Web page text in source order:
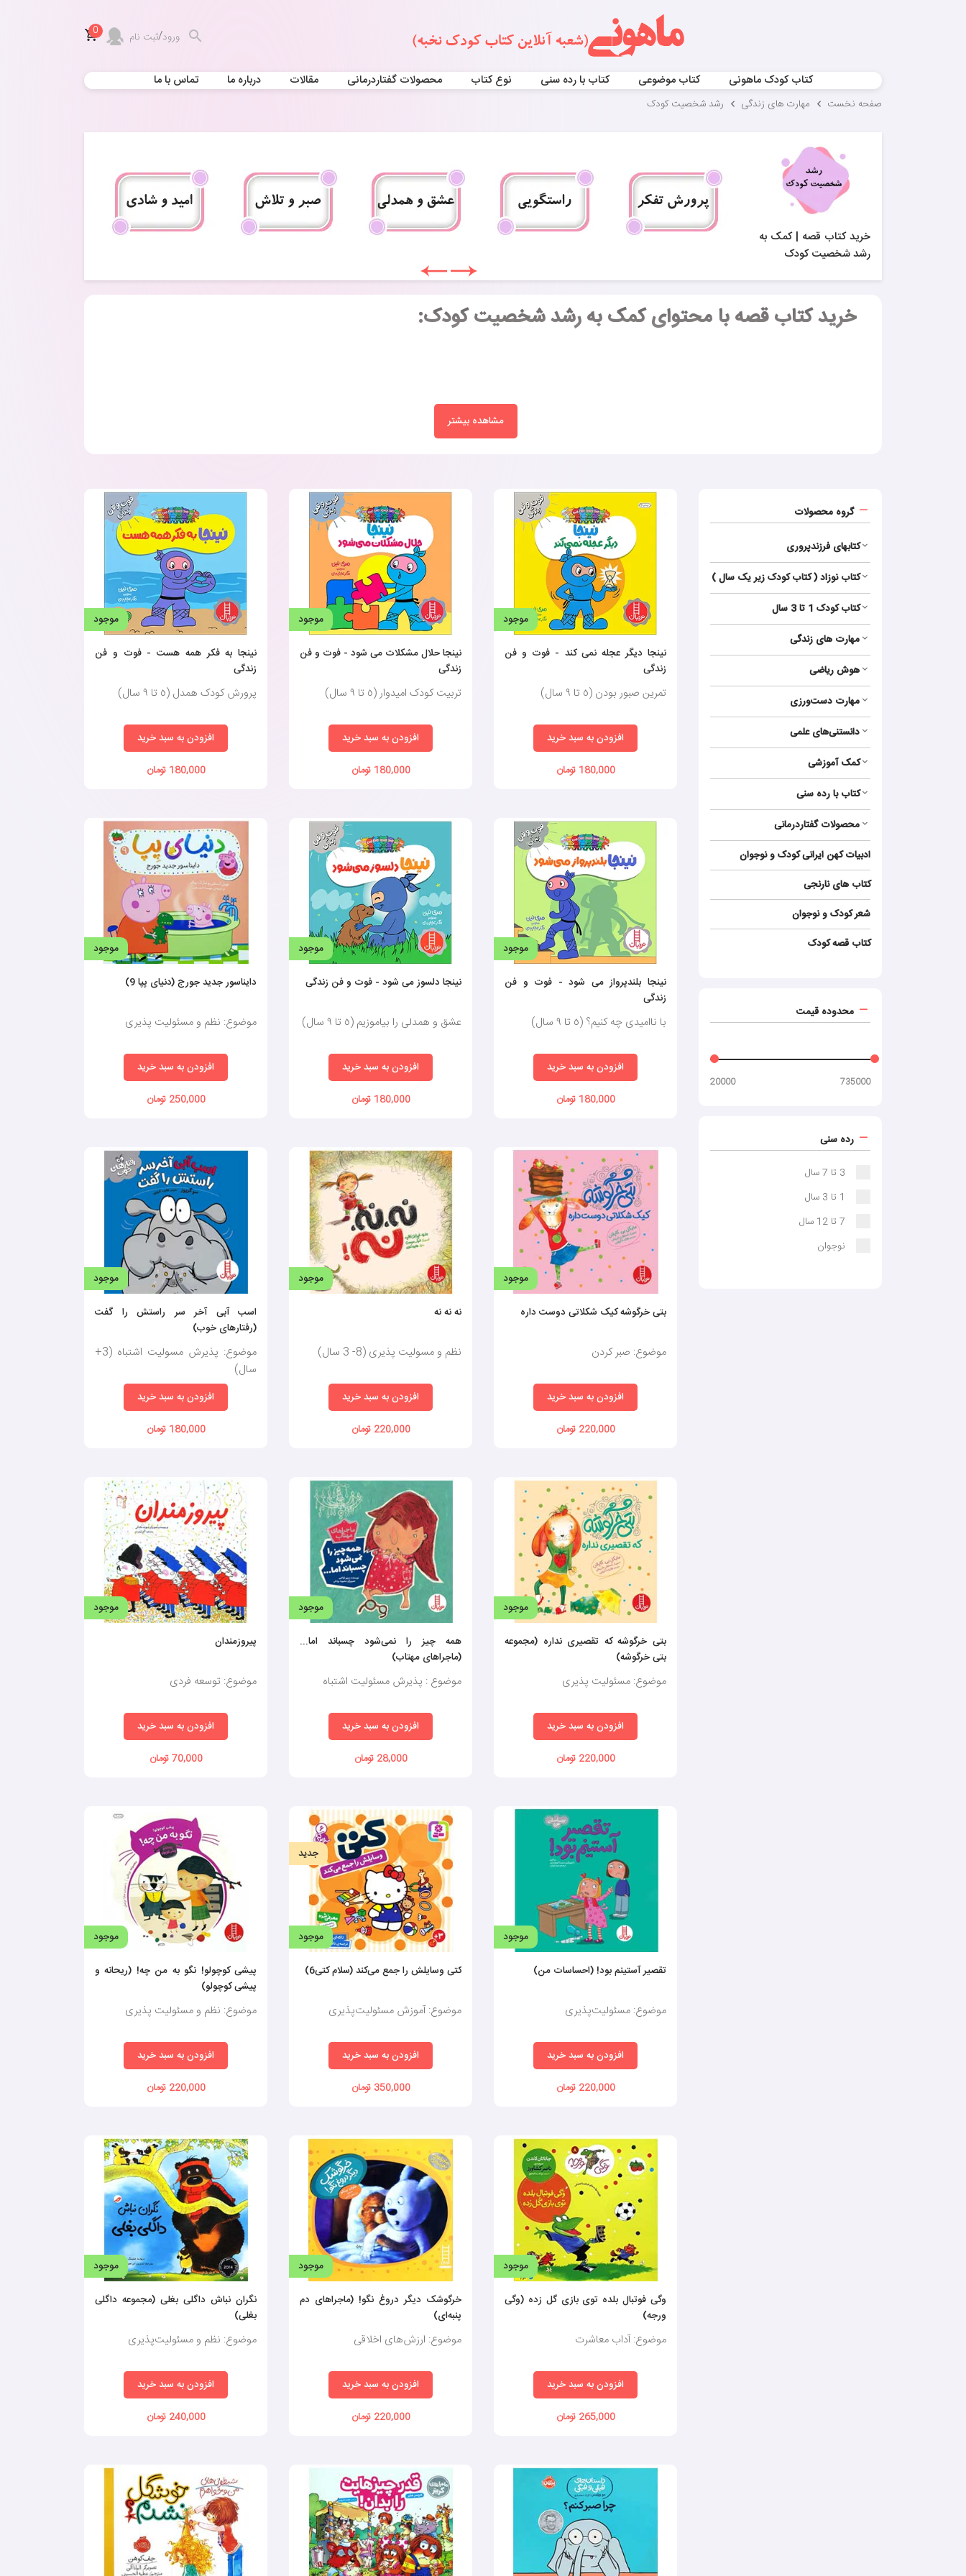
ورود/ثبت نام 0
کتاب کودک ماهونی کتاب موضوعی کتاب با رده سنی نوع کتاب محصولات گفتاردرمانی مقالات درباره ما تماس با ما
صفحه نخست مهارت های زندگی رشد شخصیت کودک
خرید کتاب قصه | کمک به
رشد شخصیت کودک
خرید کتاب قصه با محتوای کمک به رشد شخصیت کودک:
مشاهده بیشتر
گروه محصولات
کتابهای فرزندپروری
کتاب نوزاد ( کتاب کودک زیر یک سال )
کتاب کودک 1 تا 3 سال
مهارت های زندگی
هوش ریاضی
مهارت‌ دست‌ورزی
دانستنی‌های علمی
کمک آموزشی
کتاب با رده سنی
محصولات گفتاردرمانی
ادبیات کهن ایرانی کودک و نوجوان
کتاب‌ های نارنجی
شعر کودک و نوجوان
کتاب قصه کودک
محدوده قیمت
735000
20000
رده سنی
3 تا 7 سال
1 تا 3 سال
7 تا 12 سال
نوجوان
موجود
نینجا دیگر عجله نمی کند - فوت و فن
زندگی
تمرین صبور بودن (٥ تا ٩ سال)
افزودن به سبد خرید
180,000 تومان
موجود
نینجا حلال مشکلات می شود - فوت و فن
زندگی
تربیت کودک امیدوار (٥ تا ٩ سال)
افزودن به سبد خرید
180,000 تومان
موجود
نینجا به فکر همه هست - فوت و فن
زندگی
پرورش کودک همدل (٥ تا ٩ سال)
افزودن به سبد خرید
180,000 تومان
موجود
نینجا بلندپرواز می شود - فوت و فن
زندگی
با ناامیدی چه کنیم؟ (٥ تا ٩ سال)
افزودن به سبد خرید
180,000 تومان
موجود
نینجا دلسوز می شود - فوت و فن زندگی
عشق و همدلی را بیاموزیم (٥ تا ٩ سال)
افزودن به سبد خرید
180,000 تومان
موجود
دایناسور جدید جورج (دنیای پپا 9)
موضوع: نظم و مسئولیت پذیری
افزودن به سبد خرید
250,000 تومان
موجود
بتی خرگوشه کیک شکلاتی دوست داره
موضوع: صبر کردن
افزودن به سبد خرید
220,000 تومان
موجود
نه نه نه
نظم و مسولیت پذیری (8- 3 سال)
افزودن به سبد خرید
220,000 تومان
موجود
اسب آبی آخر سر راستش را گفت
(رفتارهای خوب)
موضوع: پذیرش مسولیت اشتباه (3+
سال)
افزودن به سبد خرید
180,000 تومان
موجود
بتی خرگوشه که تقصیری نداره (مجموعه
بتی خرگوشه)
موضوع: مسئولیت پذیری
افزودن به سبد خرید
220,000 تومان
موجود
همه چیز را نمی‌شود چسباند اما...
(ماجراهای مهتاب)
موضوع : پذیرش مسئولیت اشتباه
افزودن به سبد خرید
28,000 تومان
موجود
پیروزمندان
موضوع: توسعه فردی
افزودن به سبد خرید
70,000 تومان
موجود
تقصیر آستینم بود! (احساسات من)
موضوع: مسئولیت‌پذیری
افزودن به سبد خرید
220,000 تومان
موجود
جدید
کتی وسایلش را جمع می‌کند (سلام کتی6)
موضوع: آموزش مسئولیت‌پذیری
افزودن به سبد خرید
350,000 تومان
موجود
پیشی کوچولو! نگو به من چه! (ریحانه و
پیشی کوچولو)
موضوع: نظم و مسئولیت پذیری
افزودن به سبد خرید
220,000 تومان
موجود
وگی فوتبال بلده توی بازی گل زده (وگی
ورجه)
موضوع: آداب معاشرت
افزودن به سبد خرید
265,000 تومان
موجود
خرگوشک دیگر دروغ نگو! (ماجراهای دم
پنبه‌ای)
موضوع: ارزش‌های اخلاقی
افزودن به سبد خرید
220,000 تومان
موجود
نگران نباش داگلی بغلی (مجموعه داگلی
بغلی)
موضوع: نظم و مسئولیت‌پذیری
افزودن به سبد خرید
240,000 تومان